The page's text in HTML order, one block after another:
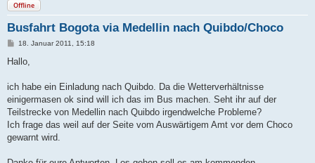
Offline
Busfahrt Bogota via Medellin nach Quibdo/Choco
B
i
a
18. Januar 2011, 15:18
Hallo,
ich habe ein Einladung nach Quibdo. Da die Wetterverhältnisse
einigermasen ok sind will ich das im Bus machen. Seht ihr auf der
Teilstrecke von Medellin nach Quibdo irgendwelche Probleme?
Ich frage das weil auf der Seite vom Auswärtigem Amt vor dem Choco
gewarnt wird.